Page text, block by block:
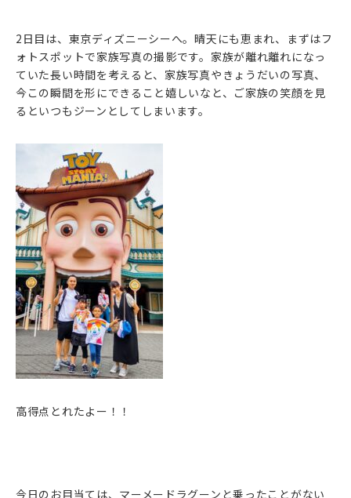
2日目は、東京ディズニーシーへ。晴天にも恵まれ、まずはフ
ォトスポットで家族写真の撮影です。家族が離れ離れになっ
ていた長い時間を考えると、家族写真やきょうだいの写真、
今この瞬間を形にできること嬉しいなと、ご家族の笑顔を見
るといつもジーンとしてしまいます。
高得点とれたよー！！
今日のお目当ては、マーメードラグーンと乗ったことがない